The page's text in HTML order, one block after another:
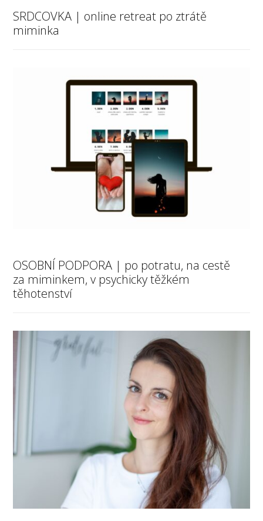
SRDCOVKA | online retreat po ztrátě
miminka
OSOBNÍ PODPORA | po potratu, na cestě
za miminkem, v psychicky těžkém
těhotenství